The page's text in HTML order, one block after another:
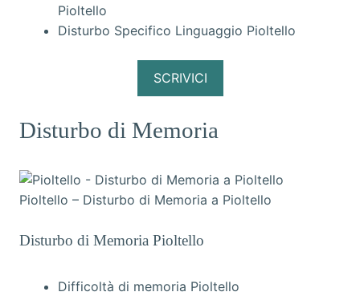
Pioltello
Disturbo Specifico Linguaggio Pioltello
SCRIVICI
Disturbo di Memoria
Pioltello – Disturbo di Memoria a Pioltello
Disturbo di Memoria Pioltello
Difficoltà di memoria Pioltello